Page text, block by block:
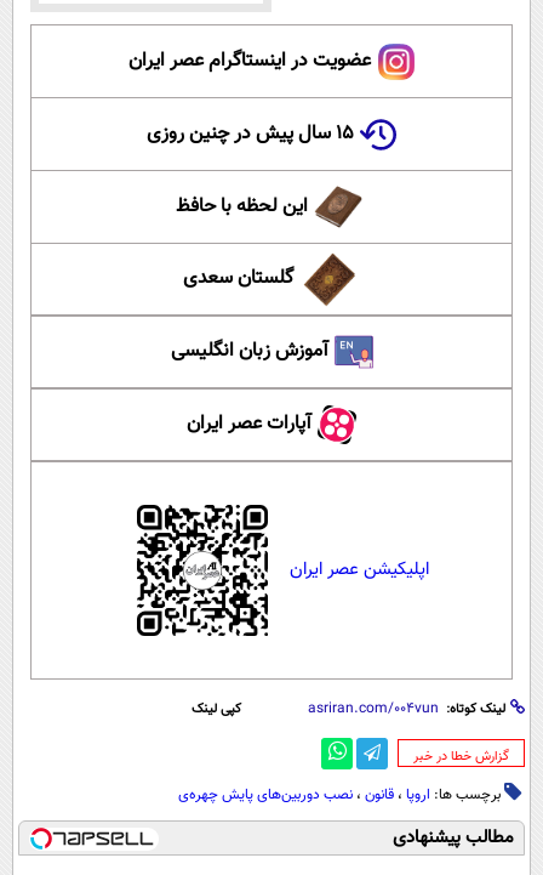
عضویت در اینستاگرام عصر ایران
۱۵ سال پیش در چنین روزی
این لحظه با حافظ
گلستان سعدی
آموزش زبان انگلیسی
آپارات عصر ایران
اپلیکیشن عصر ایران
لینک کوتاه: کپی لینک
‌گزارش خطا در خبر
برچسب ها: اروپا ، قانون ، نصب دوربین‌های پایش چهره‌ی
مطالب پیشنهادی